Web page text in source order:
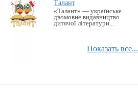
Талант
«Талант» — українське
двомовне видавництво
дитячої літератури...
Показать все...